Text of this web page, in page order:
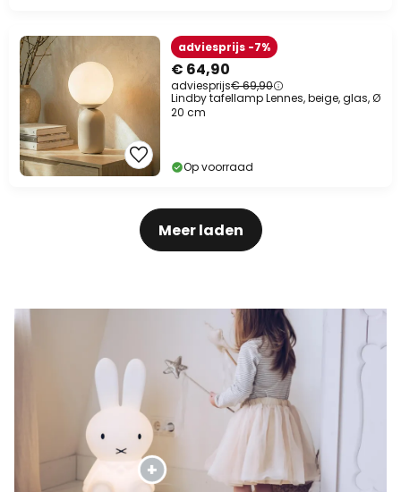
€ 64,90
adviesprijs€ 69,90
adviesprijs -7%
Lindby tafellamp Lennes, beige, glas, Ø
20 cm
Op voorraad
Meer laden